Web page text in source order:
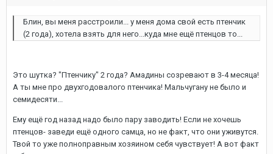
Блин, вы меня расстроили... у меня дома свой есть птенчик
(2 года), хотела взять для него...куда мне ещё птенцов то...
Это шутка? "Птенчику" 2 года? Амадины созревают в 3-4 месяца!
А ты мне про двухгодовалого птенчика! Мальчугану не было и
семидесяти...
Ему ещё год назад надо было пару заводить! Если не хочешь
птенцов- заведи ещё одного самца, но не факт, что они уживутся.
Твой то уже полноправным хозяином себя чувствует! А вот факт